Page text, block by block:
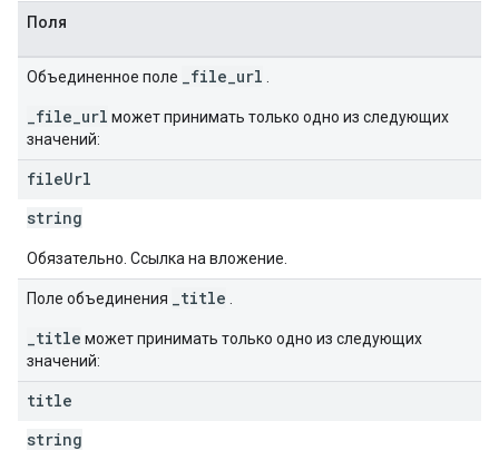
Поля
Объединенное поле _file_url
_file_url может принимать только одно из следующих
значений:
fileUrl
string
Обязательно. Ссылка на вложение.
Поле объединения _title
_title может принимать только одно из следующих
значений:
title
string